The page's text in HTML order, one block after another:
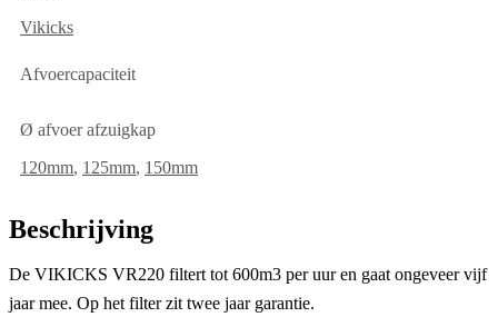
Vikicks
Afvoercapaciteit
Ø afvoer afzuigkap
120mm, 125mm, 150mm
Beschrijving
De VIKICKS VR220 filtert tot 600m3 per uur en gaat ongeveer vijf
jaar mee. Op het filter zit twee jaar garantie.